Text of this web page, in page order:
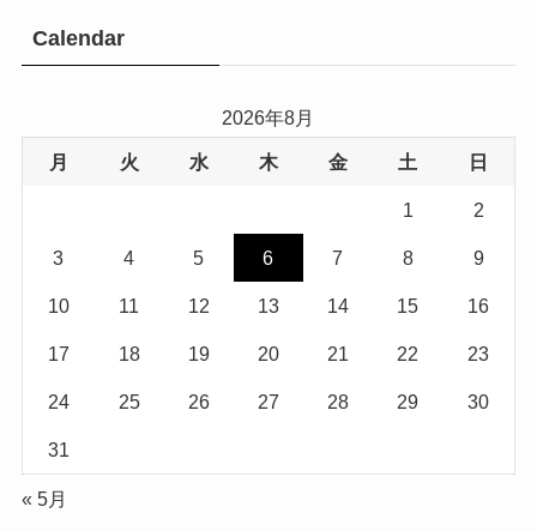
Calendar
2026年8月
月 火 水 木 金 土 日
1 2
3 4 5 6 7 8 9
10 11 12 13 14 15 16
17 18 19 20 21 22 23
24 25 26 27 28 29 30
31
« 5月